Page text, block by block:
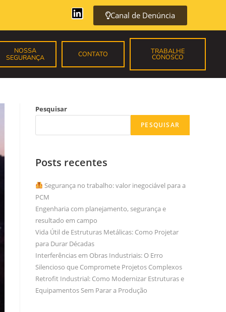
Canal de Denúncia
NOSSA
SEGURANÇA
CONTATO TRABALHE
CONOSCO
Pesquisar
PESQUISAR
Posts recentes
Segurança no trabalho: valor inegociável para a
PCM
Engenharia com planejamento, segurança e
resultado em campo
Vida Útil de Estruturas Metálicas: Como Projetar
para Durar Décadas
Interferências em Obras Industriais: O Erro
Silencioso que Compromete Projetos Complexos
Retrofit Industrial: Como Modernizar Estruturas e
Equipamentos Sem Parar a Produção